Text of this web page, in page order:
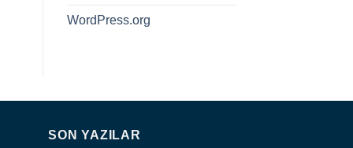
WordPress.org
SON YAZILAR